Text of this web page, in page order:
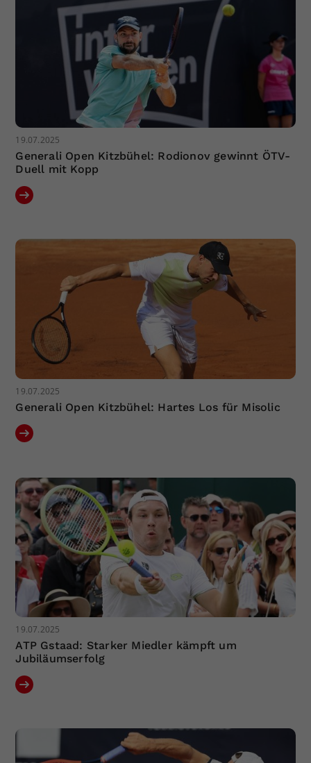
19.07.2025
Generali Open Kitzbühel: Rodionov gewinnt ÖTV-
Duell mit Kopp
19.07.2025
Generali Open Kitzbühel: Hartes Los für Misolic
19.07.2025
ATP Gstaad: Starker Miedler kämpft um
Jubiläumserfolg